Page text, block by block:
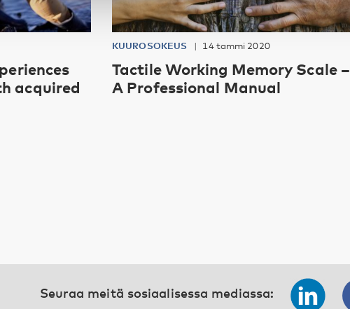
acquired
KUUROSOKEUS 14 tammi 2020
Tactile Working Memory Scale –
A Professional Manual
Seuraa meitä sosiaalisessa mediassa: